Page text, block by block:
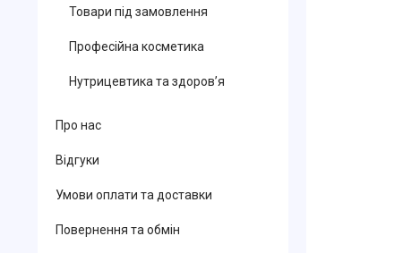
Товари під замовлення
Професійна косметика
Нутрицевтика та здоров’я
Про нас
Відгуки
Умови оплати та доставки
Повернення та обмін